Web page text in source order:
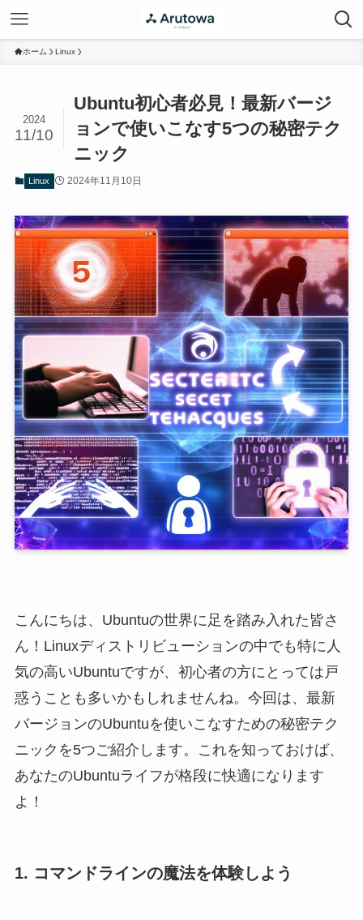
ホーム Linux
Ubuntu初心者必見！最新バージ
ョンで使いこなす5つの秘密テク
ニック
2024
11/10
Linux 2024年11月10日
こんにちは、Ubuntuの世界に足を踏み入れた皆さ
ん！Linuxディストリビューションの中でも特に人
気の高いUbuntuですが、初心者の方にとっては戸
惑うことも多いかもしれませんね。今回は、最新
バージョンのUbuntuを使いこなすための秘密テク
ニックを5つご紹介します。これを知っておけば、
あなたのUbuntuライフが格段に快適になります
よ！
1. コマンドラインの魔法を体験しよう